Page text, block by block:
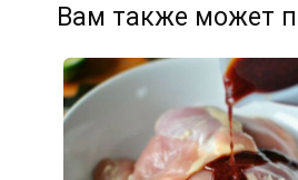
Вам также может